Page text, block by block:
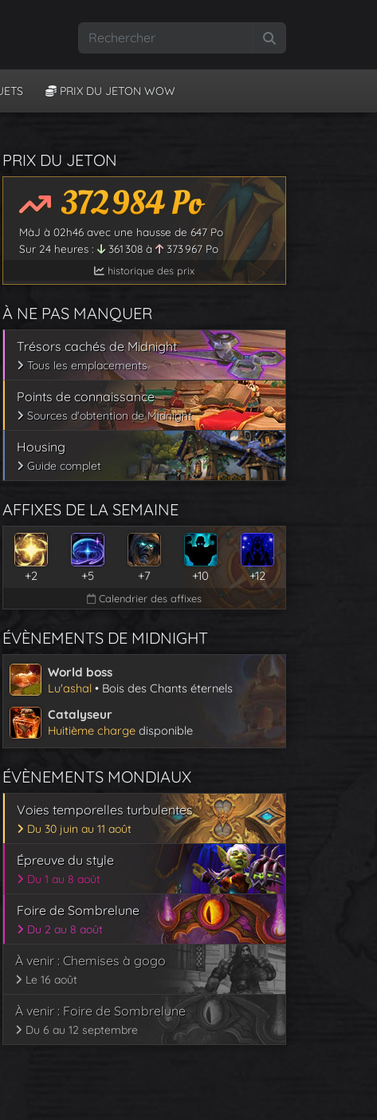
PRIX DU JETON WOW
PRIX DU JETON
372 984Po
MàJ à 02h46 avec une hausse de 647 Po
Sur 24 heures :
361 308 à 373 967 Po
historique des prix
À NE PAS MANQUER
Trésors cachés de Midnight
Tous les emplacements
Points de connaissance
Sources d'obtention de Midnight
Housing
Guide complet
AFFIXES DE LA SEMAINE
+2 +5 +7 +10 +12
Calendrier des affixes
ÉVÈNEMENTS DE MIDNIGHT
World boss
Lu'ashal • Bois des Chants éternels
Catalyseur
Huitième charge disponible
ÉVÈNEMENTS MONDIAUX
Voies temporelles turbulentes
Du 30 juin au 11 août
Épreuve du style
Du 1 au 8 août
Foire de Sombrelune
Du 2 au 8 août
À venir : Chemises à gogo
Le 16 août
À venir : Foire de Sombrelune
Du 6 au 12 septembre